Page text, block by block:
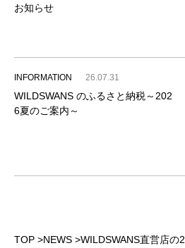
お知らせ
INFORMATION 26.07.31
WILDSWANS のふるさと納税～202
6夏のご案内～
TOP >NEWS >WILDSWANS直営店の